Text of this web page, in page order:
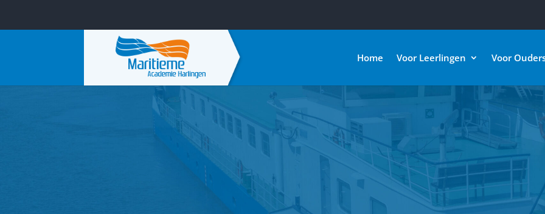
Home Voor Leerlingen Voor